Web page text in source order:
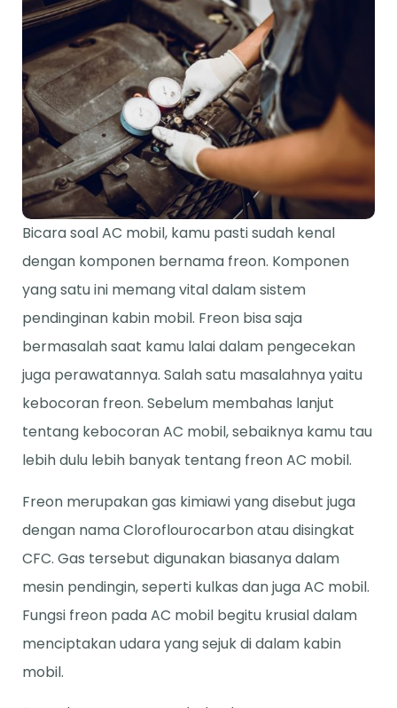
Bicara soal AC mobil, kamu pasti sudah kenal
dengan komponen bernama freon. Komponen
yang satu ini memang vital dalam sistem
pendinginan kabin mobil. Freon bisa saja
bermasalah saat kamu lalai dalam pengecekan
juga perawatannya. Salah satu masalahnya yaitu
kebocoran freon. Sebelum membahas lanjut
tentang kebocoran AC mobil, sebaiknya kamu tau
lebih dulu lebih banyak tentang freon AC mobil.
Freon merupakan gas kimiawi yang disebut juga
dengan nama Cloroflourocarbon atau disingkat
CFC. Gas tersebut digunakan biasanya dalam
mesin pendingin, seperti kulkas dan juga AC mobil.
Fungsi freon pada AC mobil begitu krusial dalam
menciptakan udara yang sejuk di dalam kabin
mobil.